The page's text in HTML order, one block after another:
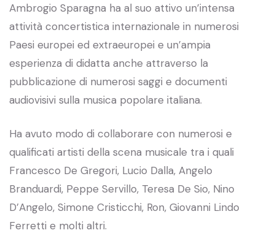
Ambrogio Sparagna ha al suo attivo un’intensa
attività concertistica internazionale in numerosi
Paesi europei ed extraeuropei e un’ampia
esperienza di didatta anche attraverso la
pubblicazione di numerosi saggi e documenti
audiovisivi sulla musica popolare italiana.
Ha avuto modo di collaborare con numerosi e
qualificati artisti della scena musicale tra i quali
Francesco De Gregori, Lucio Dalla, Angelo
Branduardi, Peppe Servillo, Teresa De Sio, Nino
D’Angelo, Simone Cristicchi, Ron, Giovanni Lindo
Ferretti e molti altri.